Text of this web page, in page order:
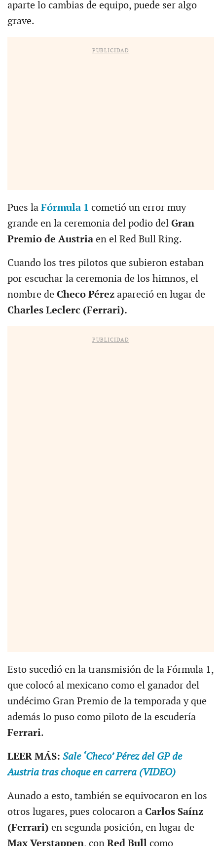
aparte lo cambias de equipo, puede ser algo
grave.
PUBLICIDAD
Pues la Fórmula 1 cometió un error muy
grande en la ceremonia del podio del Gran
Premio de Austriaen el Red Bull Ring.
Cuando los tres pilotos que subieron estaban
por escuchar la ceremonia de los himnos, el
nombre deCheco Pérezapareció en lugar de
Charles Leclerc (Ferrari).
PUBLICIDAD
Esto sucedió en la transmisión de la Fórmula 1,
que colocó al mexicano como el ganador del
undécimo Gran Premio de la temporada y que
además lo puso como piloto de la escudería
Ferrari.
LEER MÁS: Sale ‘Checo’ Pérez del GP de
Austria tras choque en carrera (VIDEO)
Aunado a esto, también se equivocaron en los
otros lugares, pues colocaron aCarlos Saínz
(Ferrari) en segunda posición, en lugar de
Max Verstappen, con Red Bull como